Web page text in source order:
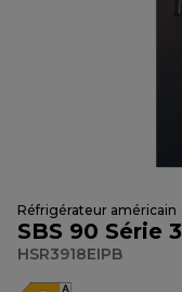
Réfrigérateur américain
SBS 90 Série 3
HSR3918EIPB